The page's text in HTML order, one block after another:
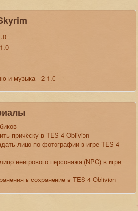
и музыка - 2 1.0
причёску в TES 4 Oblivion
лицо по фотографии в игре TES 4
неигрового персонажа (NPC) в игре
в сохранение в TES 4 Oblivion